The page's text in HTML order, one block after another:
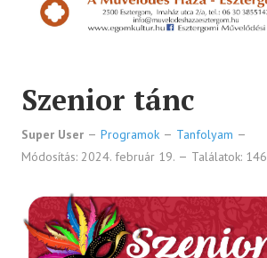
Szenior tánc
Super User Programok
Tanfolyam
Módosítás: 2024. február 19.
Találatok: